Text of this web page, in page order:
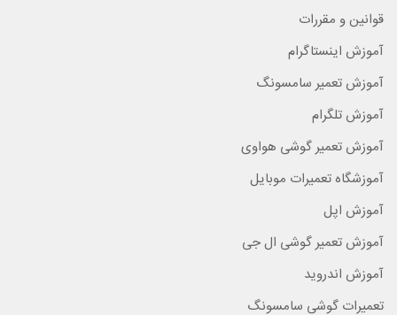
قوانین و مقررات
آموزش اینستاگرام
آموزش تعمیر سامسونگ
آموزش تلگرام
آموزش تعمیر گوشی هواوی
آموزشگاه تعمیرات موبایل
آموزش اپل
آموزش تعمیر گوشی ال جی
آموزش اندروید
تعمیرات گوشی سامسونگ